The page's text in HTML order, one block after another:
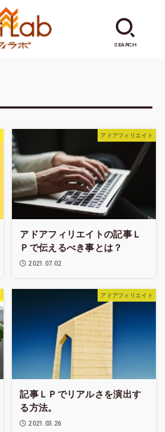
SEARCH
アドアフィリエイト
アドアフィリエイトの記事Ｌ
Ｐで伝えるべき事とは？
2021.07.02
アドアフィリエイト
記事ＬＰでリアルさを演出す
る方法。
2021.03.26